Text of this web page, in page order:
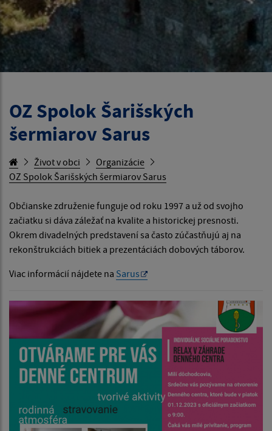
OZ Spolok Šarišských
šermiarov Sarus
Život v obci
Organizácie
OZ Spolok Šarišských šermiarov Sarus
Občianske združenie funguje od roku 1997 a už od svojho
začiatku si dáva záležať na kvalite a historickej presnosti.
Okrem divadelných predstavení sa často zúčastňujú aj na
rekonštrukciách bitiek a prezentáciách dobových táborov.
Viac informácií nájdete na Sarus